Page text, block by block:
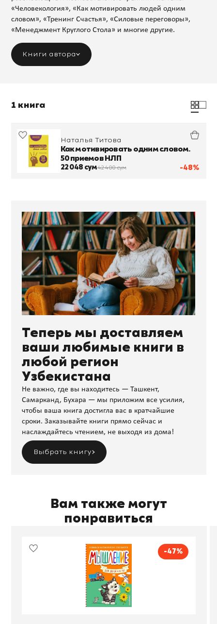
«Человекология», «Как мотивировать людей одним
словом», «Тренинг Счастья», «Силовые переговоры»,
«Менеджмент Круглого Стола» и многие другие.
Книги автора
1 книга
-48%
Наталья Титова
Как мотивировать одним словом.
50 приемов НЛП
22 048 сум42 400 сум
Теперь мы доставляем
ваши любимые книги в
любой регион
Узбекистана
Не важно, где вы находитесь — Ташкент,
Самарканд, Бухара — мы приложим все усилия,
чтобы ваша книга достигла вас в кратчайшие
сроки. Заказывайте книги прямо сейчас и
наслаждайтесь чтением, не выходя из дома!
Выбрать книгу
Вам также могут
понравиться
-47%